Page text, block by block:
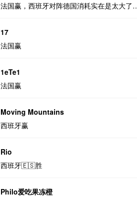
法国赢，西班牙对阵德国消耗实在是太大了
17
法国赢
1eTe1
法国赢
Moving Mountains
西班牙赢
Rio
西班牙🇪🇸胜
Philo爱吃果冻橙